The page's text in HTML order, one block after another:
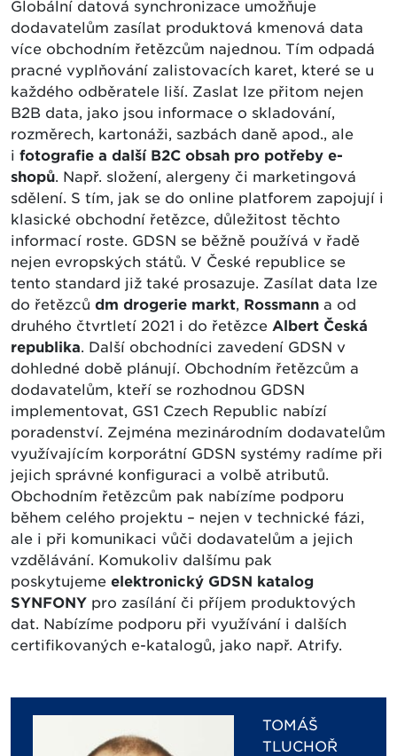
Globální datová synchronizace umožňuje
dodavatelům zasílat produktová kmenová data
více obchodním řetězcům najednou. Tím odpadá
pracné vyplňování zalistovacích karet, které se u
každého odběratele liší. Zaslat lze přitom nejen
B2B data, jako jsou informace o skladování,
rozměrech, kartonáži, sazbách daně apod., ale
i fotografie a další B2C obsah pro potřeby e-
shopů. Např. složení, alergeny či marketingová
sdělení. S tím, jak se do online platforem zapojují i
klasické obchodní řetězce, důležitost těchto
informací roste. GDSN se běžně používá v řadě
nejen evropských států. V České republice se
tento standard již také prosazuje. Zasílat data lze
do řetězců dm drogerie markt, Rossmann a od
druhého čtvrtletí 2021 i do řetězce Albert Česká
republika. Další obchodníci zavedení GDSN v
dohledné době plánují. Obchodním řetězcům a
dodavatelům, kteří se rozhodnou GDSN
implementovat, GS1 Czech Republic nabízí
poradenství. Zejména mezinárodním dodavatelům
využívajícím korporátní GDSN systémy radíme při
jejich správné konfiguraci a volbě atributů.
Obchodním řetězcům pak nabízíme podporu
během celého projektu – nejen v technické fázi,
ale i při komunikaci vůči dodavatelům a jejich
vzdělávání. Komukoliv dalšímu pak
poskytujeme elektronický GDSN katalog
SYNFONY pro zasílání či příjem produktových
dat. Nabízíme podporu při využívání i dalších
certifikovaných e-katalogů, jako např. Atrify.
TOMÁŠ
TLUCHOŘ